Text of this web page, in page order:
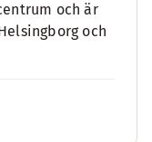
och är
och